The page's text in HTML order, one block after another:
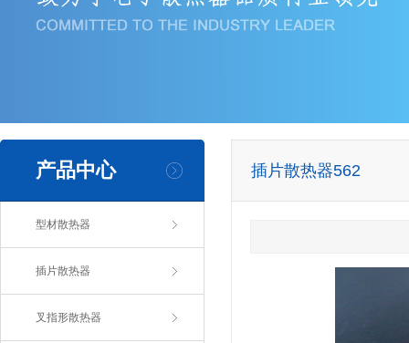
产品中心
型材散热器
插片散热器
叉指形散热器
插片散热器562